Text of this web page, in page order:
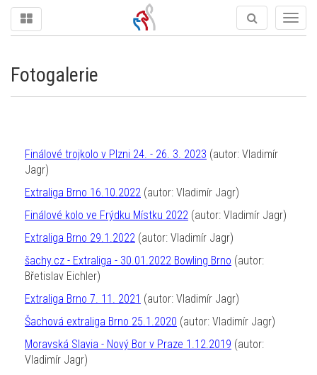
Fotogalerie
Finálové trojkolo v Plzni 24. - 26. 3. 2023 (autor: Vladimír
Jagr)
Extraliga Brno 16.10.2022 (autor: Vladimír Jagr)
Finálové kolo ve Frýdku Místku 2022 (autor: Vladimír Jagr)
Extraliga Brno 29.1.2022 (autor: Vladimír Jagr)
šachy.cz - Extraliga - 30.01.2022 Bowling Brno (autor:
Břetislav Eichler)
Extraliga Brno 7. 11. 2021 (autor: Vladimír Jagr)
Šachová extraliga Brno 25.1.2020 (autor: Vladimír Jagr)
Moravská Slavia - Nový Bor v Praze 1.12.2019 (autor:
Vladimír Jagr)